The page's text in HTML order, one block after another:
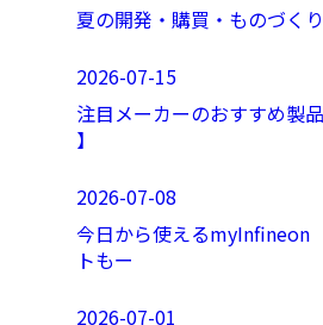
夏の開発・購買・ものづく
2026-07-15
注目メーカーのおすすめ製
】
2026-07-08
今日から使えるmyInfineon
トもー
2026-07-01